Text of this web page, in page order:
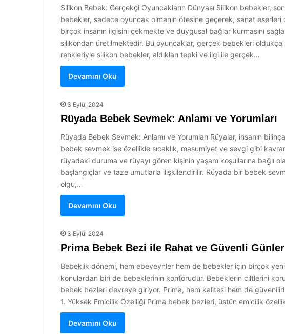
Silikon Bebek: Gerçekçi Oyuncakların Dünyası Silikon bebekler,
bebekler, sadece oyuncak olmanın ötesine geçerek, sanat
birçok insanın ilgisini çekmekte ve duygusal bağlar kurmasını
silikondan üretilmektedir. Bu oyuncaklar, gerçek bebekleri oldukça
renkleriyle silikon bebekler, aldıkları tepki ve ilgi ile gerçek…
Devamını Oku
3 Eylül 2024
Rüyada Bebek Sevmek: Anlamı ve Yorumları
Rüyada Bebek Sevmek: Anlamı ve Yorumları Rüyalar, insanın
bebek sevmek ise özellikle sıcaklık, masumiyet ve sevgi gibi
rüyadaki duruma ve rüyayı gören kişinin yaşam koşullarına bağlı
başlangıçlar ve taze umutlarla ilişkilendirilir. Rüyada bir bebek
olgu,…
Devamını Oku
3 Eylül 2024
Prima Bebek Bezi ile Rahat ve Güvenli Günler
Bebeklik dönemi, hem ebeveynler hem de bebekler için birçok
konulardan biri de bebeklerinin konforudur. Bebeklerin ciltlerini
bebek bezleri devreye giriyor. Prima, hem kalitesi hem de
1. Yüksek Emicilik Özelliği Prima bebek bezleri, üstün emicilik
Devamını Oku